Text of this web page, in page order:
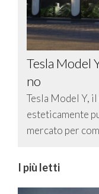
Tesla Model
no
Tesla Model Y,
esteticamente
mercato per
I più letti